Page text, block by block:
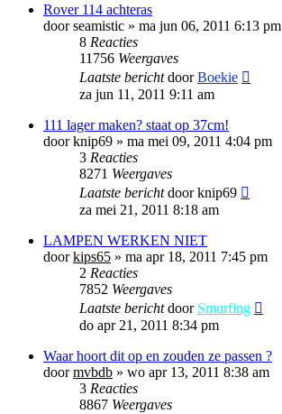
Rover 114 achteras
doorseamistic » ma jun 06, 2011 6:13 pm
8 Reacties
11756 Weergaves
Laatste berichtdoorBoekie
za jun 11, 2011 9:11 am
111 lager maken? staat op 37cm!
doorknip69 » ma mei 09, 2011 4:04 pm
3 Reacties
8271 Weergaves
Laatste berichtdoorknip69
za mei 21, 2011 8:18 am
LAMPEN WERKEN NIET
doorkips65 » ma apr 18, 2011 7:45 pm
2 Reacties
7852 Weergaves
Laatste berichtdoor Smurfing
do apr 21, 2011 8:34 pm
Waar hoort dit op en zouden ze passen ?
doormvbdb » wo apr 13, 2011 8:38 am
3 Reacties
8867 Weergaves